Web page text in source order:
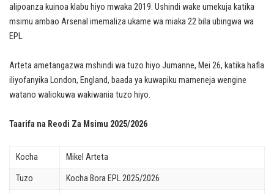
alipoanza kuinoa klabu hiyo mwaka 2019. Ushindi wake umekuja katika
msimu ambao Arsenal imemaliza ukame wa miaka 22 bila ubingwa wa
EPL.
Arteta ametangazwa mshindi wa tuzo hiyo Jumanne, Mei 26, katika hafla
iliyofanyika London, England, baada ya kuwapiku mameneja wengine
watano waliokuwa wakiwania tuzo hiyo.
Taarifa na Reodi Za Msimu 2025/2026
Kocha Mikel Arteta
Tuzo Kocha Bora EPL 2025/2026